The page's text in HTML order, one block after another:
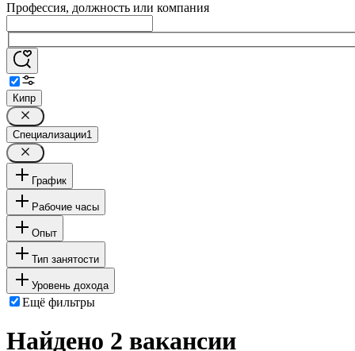
Профессия, должность или компания
Кипр
Специализации1
График
Рабочие часы
Опыт
Тип занятости
Уровень дохода
Ещё фильтры
Найдено 2 вакансии